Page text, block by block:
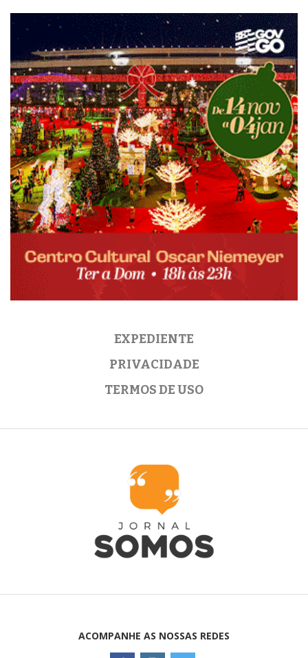
EXPEDIENTE
PRIVACIDADE
TERMOS DE USO
ACOMPANHE AS NOSSAS REDES